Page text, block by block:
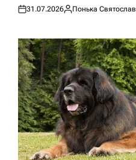
Оприлюднено
31.07.2026
Опубліковано
Понька Святослав